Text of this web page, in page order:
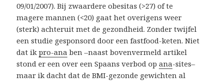
09/01/2007). Bij zwaardere obesitas (>27) of te
magere mannen (<20) gaat het overigens weer
(sterk) achteruit met de gezondheid. Zonder twijfel
een studie gesponsord door een fastfood-keten. Niet
dat ikpro-ana ben –naast bovenvermeld artikel
stond er een over een Spaans verbod opana-sites–
maar ik dacht dat de BMI-gezonde gewichten al